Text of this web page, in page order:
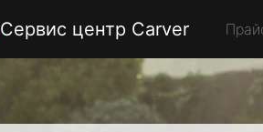
Сервис центр Carver